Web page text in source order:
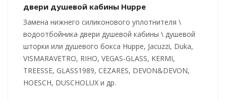
двери душевой кабины Huppe
Замена нижнего силиконового уплотнителя \
водоотбойника двери душевой кабины \ душевой
шторки или душевого бокса Huppe, Jacuzzi, Duka,
VISMARAVETRO, RIHO, VEGAS-GLASS, KERMI,
TREESSE, GLASS1989, CEZARES, DEVON&DEVON,
HOESCH, DUSCHOLUX и др.